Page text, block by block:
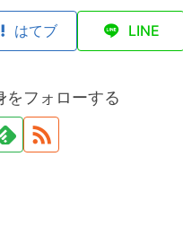
はてブ LINE
をフォローする